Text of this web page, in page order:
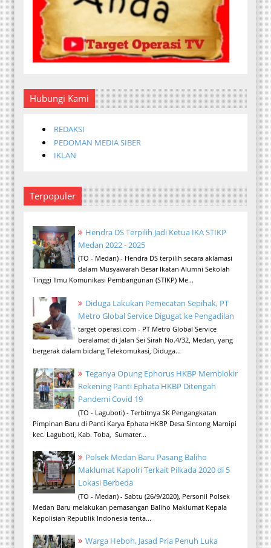
Hubungi Kami
REDAKSI
PEDOMAN MEDIA SIBER
IKLAN
Terpopuler
Hendra DS Terpilih Jadi Ketua IKA STIKP
Medan 2022 - 2025
(TO - Medan) - Hendra DS terpilih secara aklamasi
dalam Musyawarah Besar Ikatan Alumni Sekolah
Tinggi Ilmu Komunikasi Pembangunan (STIKP) Me...
Diduga Lakukan Pemecatan Sepihak, PT
Metro Global Service Digugat ke Pengadilan
target operasi.com - PT Metro Global Service
beralamat di Jalan Sei Sirah No.4/32, Medan, yang
bergerak dalam bidang Telekomukasi, Diduga...
Teganya Opung Ephorus HKBP Memblokir
Rekening Panti Ephata HKBP Ditengah
Pandemi Covid 19
(TO - Laguboti) - Terbitnya SK Pengangkatan
Pimpinan Baru di Panti Karya Ephata HKBP Desa Sintong Marnipi
kec. Laguboti, Kab. Toba, Sumater...
Polsek Medan Baru Pasang Baliho
Maklumat Kapolri Terkait Pilkada 2020 di 5
Lokasi Berbeda
(TO - Medan) - Sabtu (26/9/2020), Personil Polsek
Medan Baru melakukan pemasangan Baliho Maklumat Kepala
Kepolisian Republik Indonesia tenta...
Warga Heboh, Jasad Pria Penuh Luka